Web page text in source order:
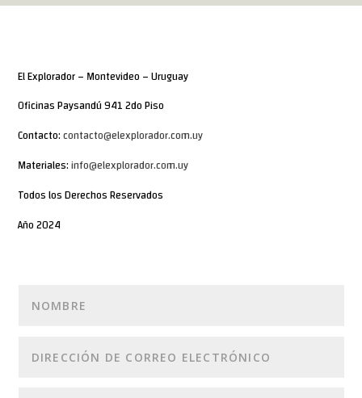
El Explorador – Montevideo – Uruguay
Oficinas Paysandú 941 2do Piso
Contacto:contacto@elexplorador.com.uy
Materiales:info@elexplorador.com.uy
Todos los Derechos Reservados
Año 2024